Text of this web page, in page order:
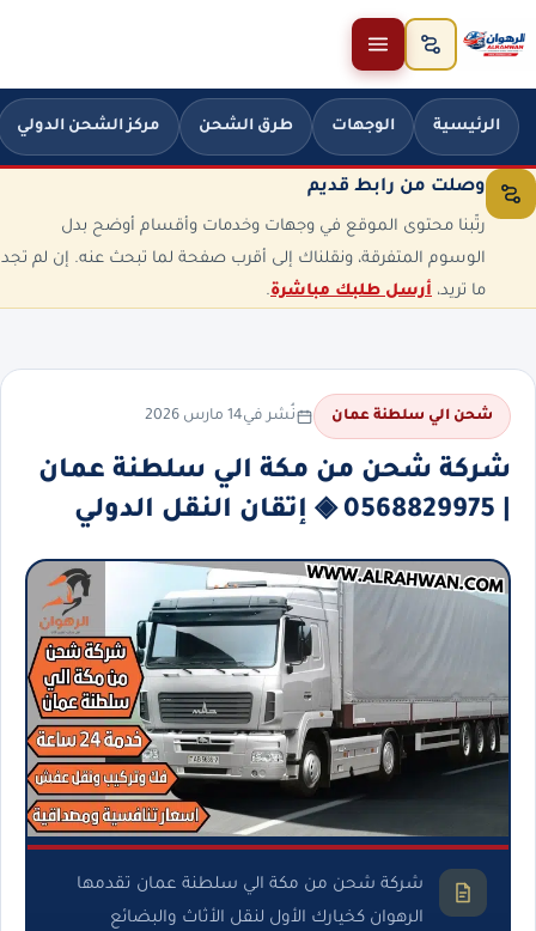
تخطَّ إلى المحتوى
الرئيسية الوجهات طرق الشحن مركز الشحن الدولي
وصلت من رابط قديم
رتّبنا محتوى الموقع في وجهات وخدمات وأقسام أوضح بدل
الوسوم المتفرقة، ونقلناك إلى أقرب صفحة لما تبحث عنه. إن لم تجد
ما تريد، أرسل طلبك مباشرة.
شحن الي سلطنة عمان نُشر في14 مارس 2026
شركة شحن من مكة الي سلطنة عمان
شركة شحن من مكة الي سلطنة عمان تقدمها
الرهوان كخيارك الأول لنقل الأثاث والبضائع